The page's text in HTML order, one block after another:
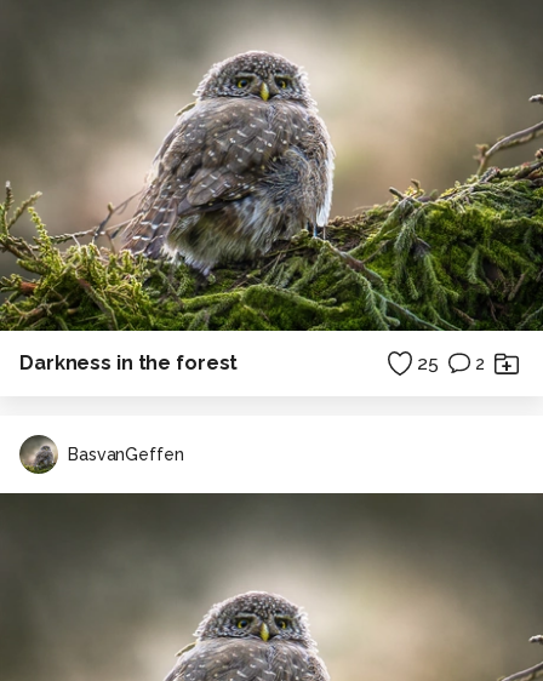
Darkness in the forest 25 2
BasvanGeffen